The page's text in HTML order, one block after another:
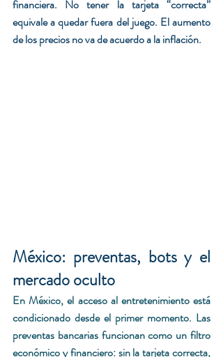
financiera. No tener la tarjeta “correcta”
equivale a quedar fuera del juego. El aumento
de los precios no va de acuerdo a la inflación.
México: preventas, bots y el
mercado oculto
En México, el acceso al entretenimiento está
condicionado desde el primer momento. Las
preventas bancarias funcionan como un filtro
económico y financiero: sin la tarjeta correcta,